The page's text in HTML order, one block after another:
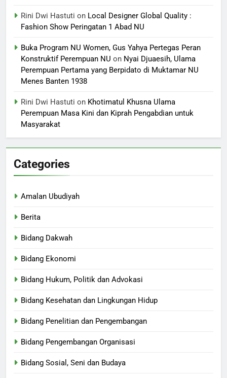
Rini Dwi Hastuti on Local Designer Global Quality :
Fashion Show Peringatan 1 Abad NU
Buka Program NU Women, Gus Yahya Pertegas Peran
Konstruktif Perempuan NU on Nyai Djuaesih, Ulama
Perempuan Pertama yang Berpidato di Muktamar NU
Menes Banten 1938
Rini Dwi Hastuti on Khotimatul Khusna Ulama
Perempuan Masa Kini dan Kiprah Pengabdian untuk
Masyarakat
Categories
Amalan Ubudiyah
Berita
Bidang Dakwah
Bidang Ekonomi
Bidang Hukum, Politik dan Advokasi
Bidang Kesehatan dan Lingkungan Hidup
Bidang Penelitian dan Pengembangan
Bidang Pengembangan Organisasi
Bidang Sosial, Seni dan Budaya